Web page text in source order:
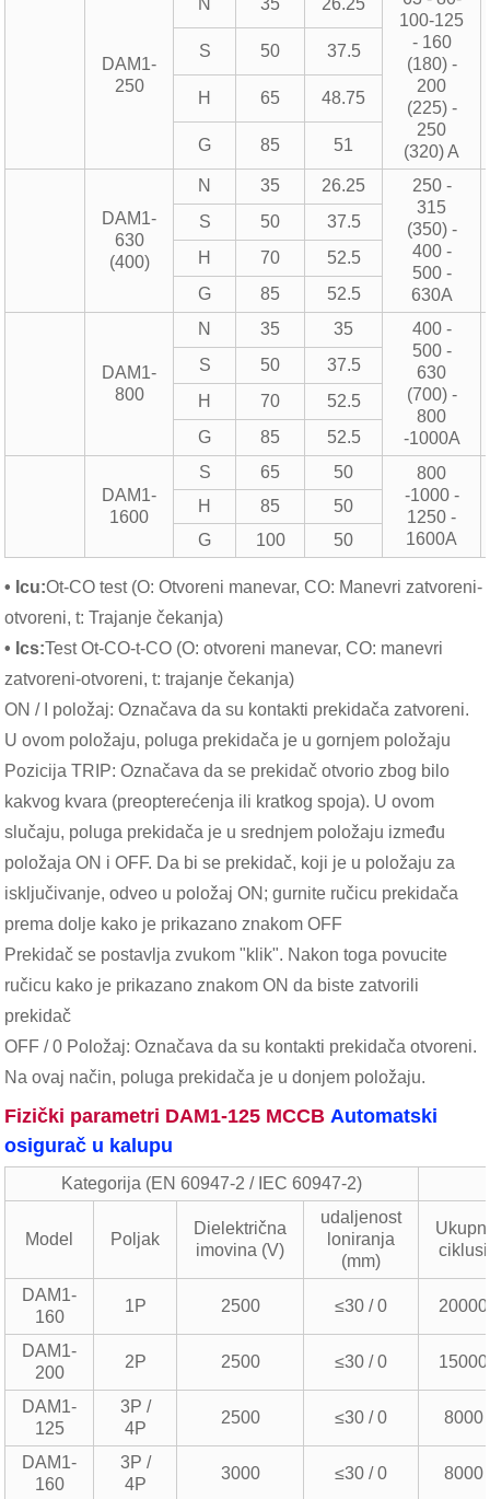
DAM1-
250
100-125
- 160
(180) -
200
(225) -
250
(320) A
S 50 37.5
H 65 48.75
G 85 51
DAM1-
630
(400)
N 35 26.25
250 -
315
(350) -
400 -
500 -
630A
S 50
37.5
H
70
52.5
G
85 52.5
DAM1-
800
N 35 35
400 -
500 -
630
(700) -
800
-1000A
S 50
37.5
H
70
52.5
G
85 52.5
DAM1-
1600
S 65 50
800
-1000 -
1250 -
1600A
H 85
50
G
100 50
• Icu:Ot-CO test (O: Otvoreni manevar, CO: Manevri zatvoreni-
otvoreni, t: Trajanje čekanja)
• Ics:Test Ot-CO-t-CO (O: otvoreni manevar, CO: manevri
zatvoreni-otvoreni, t: trajanje čekanja)
ON / I položaj: Označava da su kontakti prekidača zatvoreni.
U ovom položaju, poluga prekidača je u gornjem položaju
Pozicija TRIP: Označava da se prekidač otvorio zbog bilo
kakvog kvara (preopterećenja ili kratkog spoja). U ovom
slučaju, poluga prekidača je u srednjem položaju između
položaja ON i OFF. Da bi se prekidač, koji je u položaju za
isključivanje, odveo u položaj ON; gurnite ručicu prekidača
prema dolje kako je prikazano znakom OFF
Prekidač se postavlja zvukom "klik". Nakon toga povucite
ručicu kako je prikazano znakom ON da biste zatvorili
prekidač
OFF / 0 Položaj: Označava da su kontakti prekidača otvoreni.
Na ovaj način, poluga prekidača je u donjem položaju.
Fizički parametri DAM1-125 MCCB Automatski
osigurač u kalupu
Kategorija (EN 60947-2 / IEC 60947-2)
Model Poljak
Dielektrična
imovina (V)
udaljenost
loniranja
(mm)
ciklusi
DAM1-
160
1P 2500 ≤30 / 0 20000
DAM1-
200
2P 2500 ≤30 / 0 15000
DAM1-
125
3P /
4P
2500 ≤30 / 0 8000
DAM1-
160
3P /
4P
3000 ≤30 / 0 8000